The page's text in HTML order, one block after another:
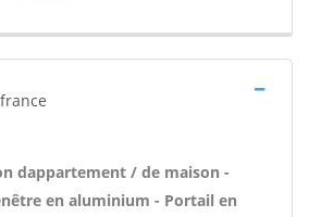
dappartement / de maison -
en aluminium - Portail en